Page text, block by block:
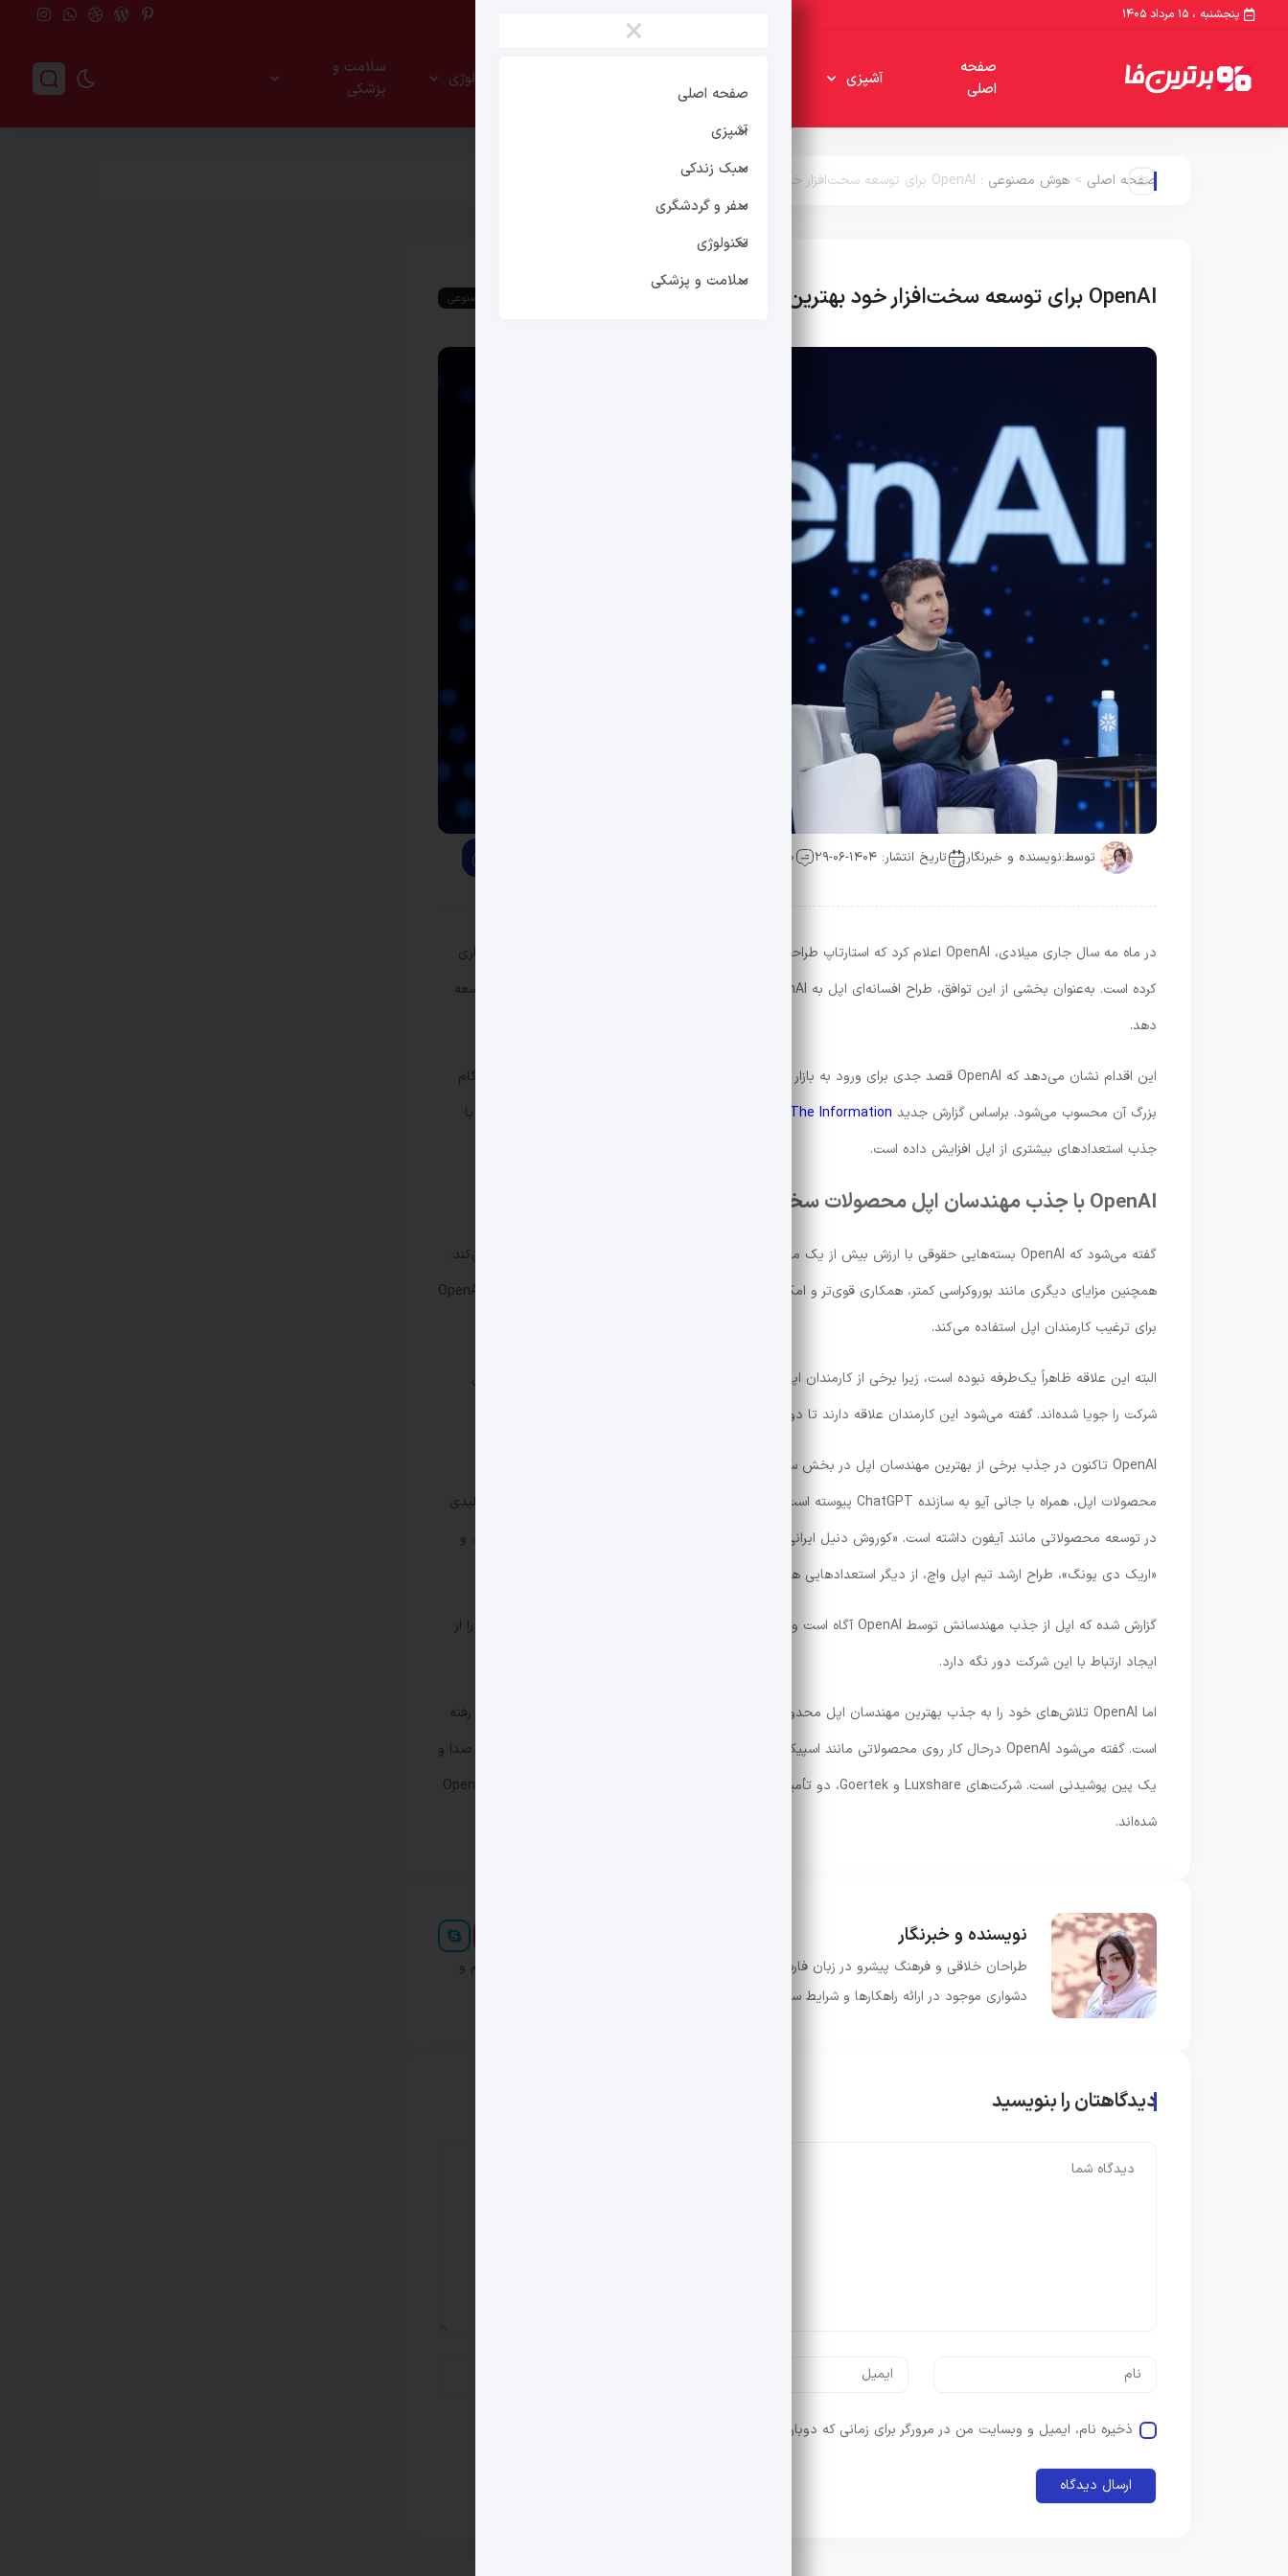
پنجشنبه ، ۱۵ مرداد ۱۴۰۵
صفحه
اصلی
آشپزی تکنولوژی
سلامت و
پزشکی
×
صفحه اصلی
آشپزی
سبک زندکی
سفر و گردشگری
تکنولوژی
سلامت و پزشکی
صفحه اصلی > هوش مصنوعی : OpenAI برای توسعه سخت‌افزار خود بهترین مهندسان اپل را جذب می‌کند
OpenAI برای توسعه سخت‌افزار خود بهترین مهندسان اپل را جذب می‌کند هوش مصنوعی
توسط:نویسنده و خبرنگار تاریخ انتشار: ۱۴۰۴-۰۶-۲۹ 0 دیدگاه
در ماه مه سال جاری میلادی، OpenAI اعلام کرد که استارتاپ طراحی «جانی آیو» را با قراردادی به ارزش ۶.۵ میلیارد دلار خریداری
کرده است. به‌عنوان بخشی از این توافق، طراح افسانه‌ای اپل به OpenAI پیوست تا محصولاتی مبتنی بر هوش مصنوعی را توسعه
دهد.
این اقدام نشان می‌دهد که OpenAI قصد جدی برای ورود به بازار سخت‌افزار دارد و استخدام رئیس سابق طراحی اپل اولین گام
بزرگ آن محسوب می‌شود. براساس گزارش جدید
، کمپانی OpenAI فعالیت‌های خود در بخش سخت‌افزار را با
جذب استعدادهای بیشتری از اپل افزایش داده است.
OpenAI با جذب مهندسان اپل محصولات سخت‌افزاری هوش مصنوعی می‌سازد
گفته می‌شود که OpenAI بسته‌هایی حقوقی با ارزش بیش از یک میلیون دلار را به کارمندان بخش سخت‌افزار اپل پیشنهاد می‌کند.
همچنین مزایای دیگری مانند بوروکراسی کمتر، همکاری قوی‌تر و امکان کار روی پروژه‌های بزرگ‌تر از جمله مواردی هستند که OpenAI
برای ترغیب کارمندان اپل استفاده می‌کند.
البته این علاقه ظاهراً یک‌طرفه نبوده است، زیرا برخی از کارمندان اپل خودشان به OpenAI مراجعه کرده‌اند و شرایط کار در این
شرکت را جویا شده‌اند. گفته می‌شود این کارمندان علاقه دارند تا دوباره با جانی آیو، طراح سابق افسانه‌ای اپل، همکاری کنند.
OpenAI تاکنون در جذب برخی از بهترین مهندسان اپل در بخش سخت‌افزار بسیار موفق بوده. «تانگ تان»، رئیس طراحی
محصولات اپل، همراه با جانی آیو به سازنده ChatGPT پیوسته است. تانگ به مدت حدود ۲۵ سال در اپل کار کرده و نقش کلیدی
در توسعه محصولاتی مانند آیفون داشته است. «کوروش دنیل ایرانی» (Cyrus Daniel Irani)، مدیر طراحی رابط کاربری در اپل، و
«اریک دی یونگ»، طراح ارشد تیم اپل واچ، از دیگر استعدادهایی هستند که به OpenAI پیوسته‌اند.
گزارش شده که اپل از جذب مهندسانش توسط OpenAI آگاه است و حتی نشست سالانه خود در چین را لغو کرده تا کارکنانش را از
ایجاد ارتباط با این شرکت دور نگه دارد.
اما OpenAI تلاش‌های خود را به جذب بهترین مهندسان اپل محدود نکرده و حتی به سراغ شرکای زنجیره تأمین اپل در چین رفته
است. گفته می‌شود OpenAI درحال کار روی محصولاتی مانند اسپیکرهای هوشمند بدون نمایشگر، عینک، ضبط‌کننده دیجیتال صدا و
یک پین پوشیدنی است. شرکت‌های Luxshare و Goertek، دو تأمین‌کننده بزرک اپل در چین، مسئول تولید سخت‌افزارهای OpenAI
شده‌اند.
نویسنده و خبرنگار
طراحان خلاقی و فرهنگ پیشرو در زبان فارسی ایجاد کرد. در این صورت می توان امید داشت که تمام و
دشواری موجود در ارائه راهکارها و شرایط سخت تایپ به پایان رسد.
دیدگاهتان را بنویسید
ذخیره نام، ایمیل و وبسایت من در مرورگر برای زمانی که دوباره دیدگاهی می‌نویسم.